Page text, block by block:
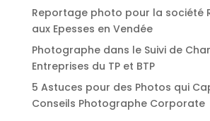
Reportage photo pour la société
aux Epesses en Vendée
Photographe dans le Suivi de
Entreprises du TP et BTP
5 Astuces pour des Photos qui
Conseils Photographe Corporate